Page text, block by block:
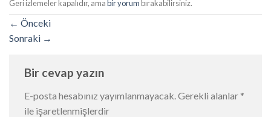
Geri izlemeler kapalıdır, amabir yorumbırakabilirsiniz.
← Önceki
Sonraki →
Bir cevap yazın
E-posta hesabınız yayımlanmayacak. Gerekli alanlar *
ile işaretlenmişlerdir